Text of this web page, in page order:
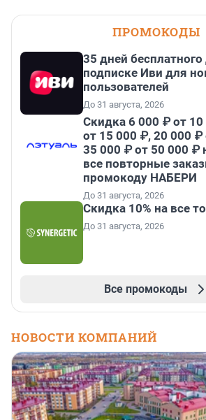
ПРОМОКОДЫ
35 дней бесплатного
подписке Иви для
пользователей
До 31 августа, 2026
Скидка 6 000 ₽ от
от 15 000 ₽, 20 000 ₽
35 000 ₽ от 50 000 ₽
все повторные
промокоду НАБЕРИ
До 31 августа, 2026
Скидка 10% на все
До 31 августа, 2026
Все промокоды
НОВОСТИ КОМПАНИЙ